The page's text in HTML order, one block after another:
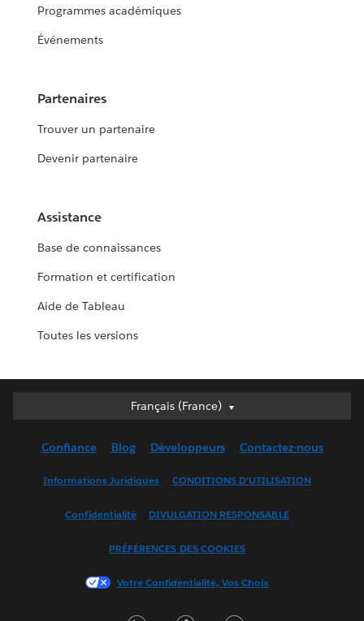
Programmes académiques
Événements
Partenaires
Trouver un partenaire
Devenir partenaire
Assistance
Base de connaissances
Formation et certification
Aide de Tableau
Toutes les versions
Français (France)
Français (France)
English (UK)
Français (Canada)
한국어
Confiance Blog Développeurs Contactez-nous
Informations Juridiques CONDITIONS D'UTILISATION
Confidentialité DIVULGATION RESPONSABLE
PRÉFÉRENCES DES COOKIES
Votre Confidentialité, Vos Choix